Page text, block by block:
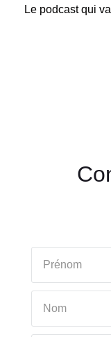
Le podcast qui